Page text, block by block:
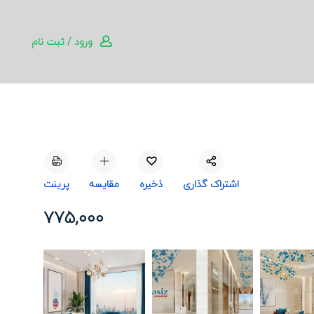
ورود / ثبت نام
اشتراک گذاری ذخیره مقایسه پرینت
775,000